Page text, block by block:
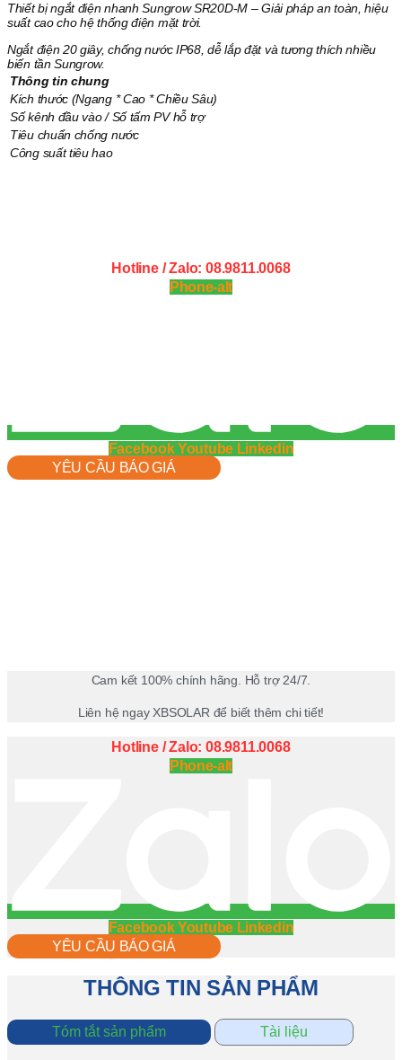
Thiết bị ngắt điện nhanh Sungrow SR20D-M – Giải pháp an toàn, hiệu
suất cao cho hệ thống điện mặt trời.
Ngắt điện 20 giây, chống nước IP68, dễ lắp đặt và tương thích nhiều
biến tần Sungrow.
Thông tin chung
Kích thước (Ngang * Cao * Chiều Sâu)
Số kênh đầu vào / Số tấm PV hỗ trợ
Tiêu chuẩn chống nước
Công suất tiêu hao
Hotline / Zalo: 08.9811.0068
Phone-alt
Facebook Youtube Linkedin
YÊU CẦU BÁO GIÁ
Cam kết 100% chính hãng. Hỗ trợ 24/7.
Liên hệ ngay XBSOLAR để biết thêm chi tiết!
Hotline / Zalo: 08.9811.0068
Phone-alt
Facebook Youtube Linkedin
YÊU CẦU BÁO GIÁ
THÔNG TIN SẢN PHẨM
Tóm tắt sản phẩm Tài liệu